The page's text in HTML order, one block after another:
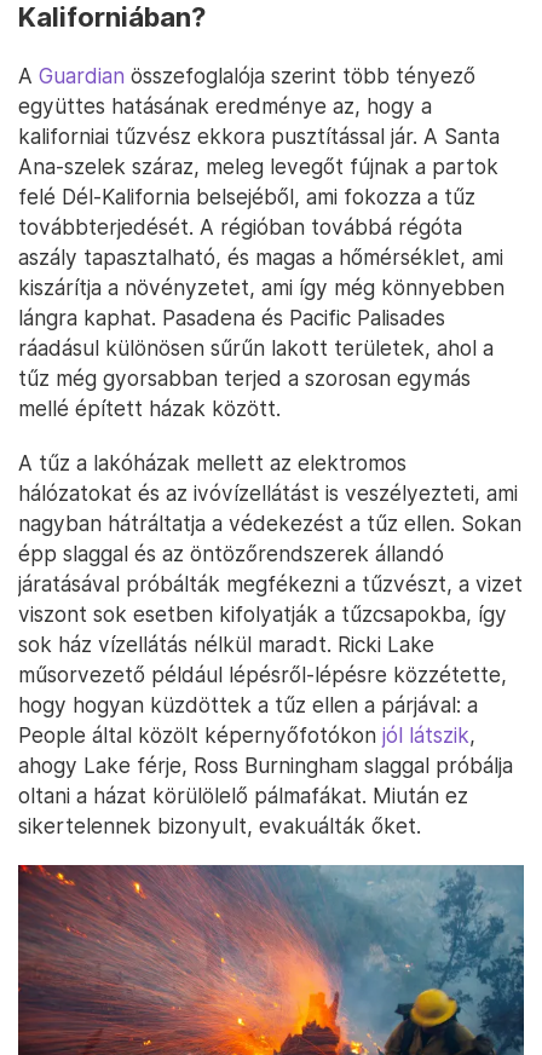
Kaliforniában?
A Guardian összefoglalója szerint több tényező
együttes hatásának eredménye az, hogy a
kaliforniai tűzvész ekkora pusztítással jár. A Santa
Ana-szelek száraz, meleg levegőt fújnak a partok
felé Dél-Kalifornia belsejéből, ami fokozza a tűz
továbbterjedését. A régióban továbbá régóta
aszály tapasztalható, és magas a hőmérséklet, ami
kiszárítja a növényzetet, ami így még könnyebben
lángra kaphat. Pasadena és Pacific Palisades
ráadásul különösen sűrűn lakott területek, ahol a
tűz még gyorsabban terjed a szorosan egymás
mellé épített házak között.
A tűz a lakóházak mellett az elektromos
hálózatokat és az ivóvízellátást is veszélyezteti, ami
nagyban hátráltatja a védekezést a tűz ellen. Sokan
épp slaggal és az öntözőrendszerek állandó
járatásával próbálták megfékezni a tűzvészt, a vizet
viszont sok esetben kifolyatják a tűzcsapokba, így
sok ház vízellátás nélkül maradt. Ricki Lake
műsorvezető például lépésről-lépésre közzétette,
hogy hogyan küzdöttek a tűz ellen a párjával: a
People által közölt képernyőfotókon jól látszik,
ahogy Lake férje, Ross Burningham slaggal próbálja
oltani a házat körülölelő pálmafákat. Miután ez
sikertelennek bizonyult, evakuálták őket.